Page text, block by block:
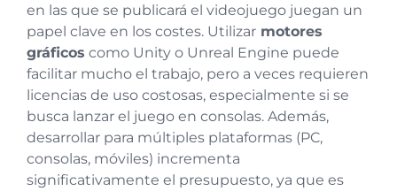
en las que se publicará el videojuego juegan un
papel clave en los costes. Utilizar motores
gráficos como Unity o Unreal Engine puede
facilitar mucho el trabajo, pero a veces requieren
licencias de uso costosas, especialmente si se
busca lanzar el juego en consolas. Además,
desarrollar para múltiples plataformas (PC,
consolas, móviles) incrementa
significativamente el presupuesto, ya que es